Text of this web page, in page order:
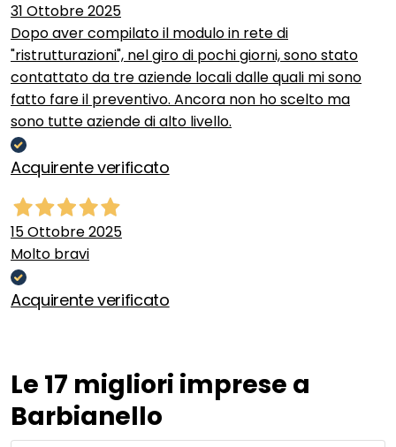
31 Ottobre 2025
Dopo aver compilato il modulo in rete di
"ristrutturazioni", nel giro di pochi giorni, sono stato
contattato da tre aziende locali dalle quali mi sono
fatto fare il preventivo. Ancora non ho scelto ma
sono tutte aziende di alto livello.
Acquirente verificato
15 Ottobre 2025
Molto bravi
Acquirente verificato
Le 17 migliori imprese a
Barbianello